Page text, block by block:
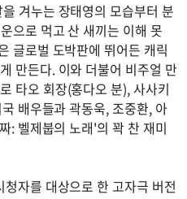
겨누는 장태영의 모습부터 분
으로 먹고 산 새끼는 이해 못
글로벌 도박판에 뛰어든 캐릭
만든다. 이와 더불어 비주얼 만
타오 회장(홍다오 분), 사사키
배우들과 곽동욱, 조중환, 아
: 벨제붑의 노래'의 꽉 찬 재미
자를 대상으로 한 고자극 버전